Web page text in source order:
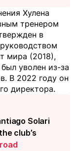
Хулена
тренером
в
мира (2018),
уволен из-за
В 2022 году он
директора.
Solari
club’s